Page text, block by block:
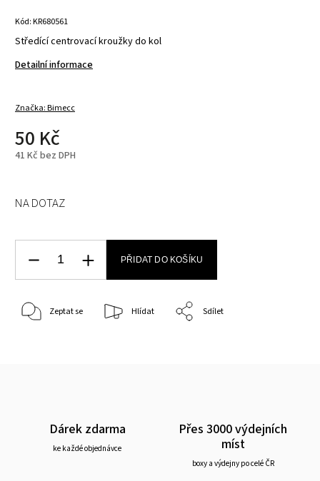
Kód:KR680561
Středící centrovací kroužky do kol
Detailní informace
Značka:Bimecc
50 Kč
41 Kč bez DPH
NA DOTAZ
PŘIDAT DO KOŠÍKU
Zeptat se Hlídat Sdílet
Dárek zdarma
ke každé objednávce
Přes 3000 výdejních
míst
boxy a výdejny po celé ČR